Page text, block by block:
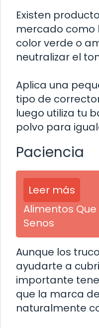
Existen
mercado como
color verde o
neutralizar el
Aplica una
tipo de
luego utiliza tu
polvo para
Paciencia
Leer más
Alimentos
Senos
Aunque los
ayudarte a
importante
que la marca
naturalmente